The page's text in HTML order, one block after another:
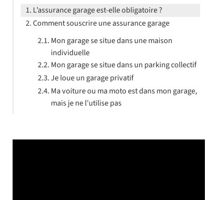
L’assurance garage est-elle obligatoire ?
Comment souscrire une assurance garage
Mon garage se situe dans une maison
individuelle
Mon garage se situe dans un parking collectif
Je loue un garage privatif
Ma voiture ou ma moto est dans mon garage,
mais je ne l’utilise pas